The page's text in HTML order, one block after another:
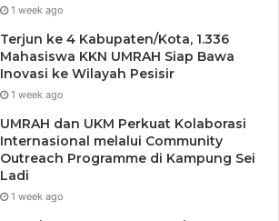
1 week ago
Terjun ke 4 Kabupaten/Kota, 1.336
Mahasiswa KKN UMRAH Siap Bawa
Inovasi ke Wilayah Pesisir
1 week ago
UMRAH dan UKM Perkuat Kolaborasi
Internasional melalui Community
Outreach Programme di Kampung Sei
Ladi
1 week ago